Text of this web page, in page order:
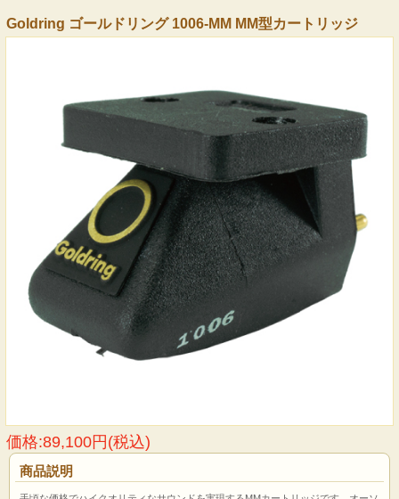
Goldring ゴールドリング 1006-MM MM型カートリッジ
価格:89,100円(税込)
商品説明